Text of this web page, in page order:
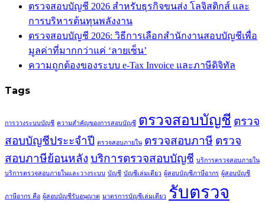
ตรวจสอบบัญชี 2026 สำหรับธุรกิจขนส่ง โลจิสติกส์ และ
การบริหารต้นทุนพลังงาน
ตรวจสอบบัญชี 2026: วิธีการเลือกสำนักงานสอบบัญชีเพื่อ
มูลค่าที่มากกว่าแค่ ‘ลายเซ็น’
ความถูกต้องของระบบ e-Tax Invoice และภาษีดิจิทัล
Tags
การวางระบบบัญชี ความสำคัญของการสอบบัญชี ตรวจสอบบัญชี ตรวจ
สอบบัญชีประะจำปี ตรวจสอบภายใน ตรวจสอบภาษี ตรวจ
สอบภาษีย้อนหลัง บริการตรวจสอบบัญชี บริการตรวจสอบภายใน
บริการตรวจสอบภายในและวางระบบ บัญชี บัญชีเล่มเดียว ผู้สอบบัญชีภาษีอากร ผู้สอบบัญชี
ภาษีอากร คือ ผู้สอบบัญชีรับอนุญาต มาตรการบัญชีเล่มเดียว รับตรวจ